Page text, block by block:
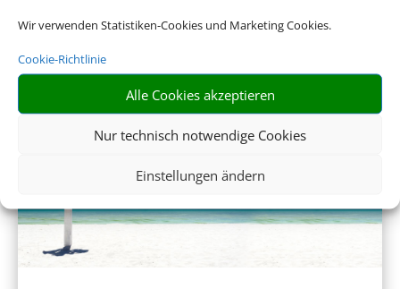
Wir verwenden Statistiken-Cookies und Marketing Cookies.
Cookie-Richtlinie
Alle Cookies akzeptieren
Nur technisch notwendige Cookies
Einstellungen ändern
Mietwagen